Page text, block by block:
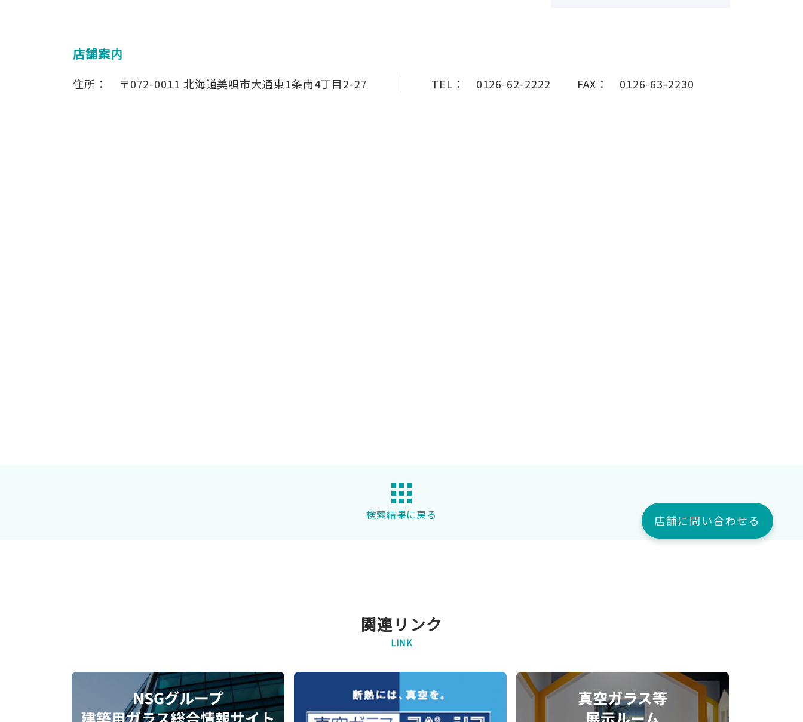
店舗案内
住所： 〒072-0011 北海道美唄市大通東1条南4丁目2-27 TEL： 0126-62-2222 FAX： 0126-63-2230
検索結果に戻る
関連リンク
LINK
店舗に問い合わせる